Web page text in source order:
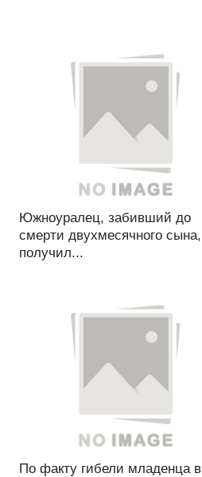
Южноуралец, забивший до
смерти двухмесячного сына,
получил...
По факту гибели младенца в